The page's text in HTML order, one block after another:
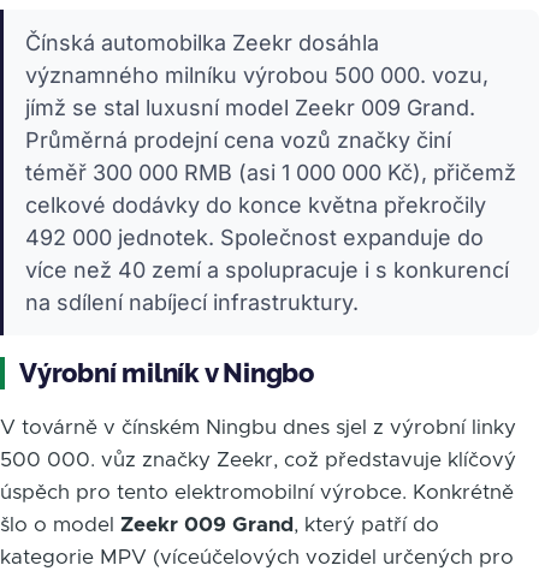
Čínská automobilka Zeekr dosáhla
významného milníku výrobou 500 000. vozu,
jímž se stal luxusní model Zeekr 009 Grand.
Průměrná prodejní cena vozů značky činí
téměř 300 000 RMB (asi 1 000 000 Kč), přičemž
celkové dodávky do konce května překročily
492 000 jednotek. Společnost expanduje do
více než 40 zemí a spolupracuje i s konkurencí
na sdílení nabíjecí infrastruktury.
Výrobní milník v Ningbo
V továrně v čínském Ningbu dnes sjel z výrobní linky
500 000. vůz značky Zeekr, což představuje klíčový
úspěch pro tento elektromobilní výrobce. Konkrétně
šlo o model Zeekr 009 Grand , který patří do
kategorie MPV (víceúčelových vozidel určených pro